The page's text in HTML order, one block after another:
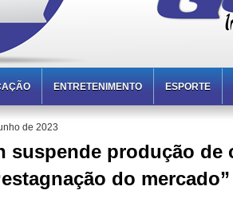
ENTRETENIMENTO ESPORTE
de 2023
suspende produção de
do mercado”